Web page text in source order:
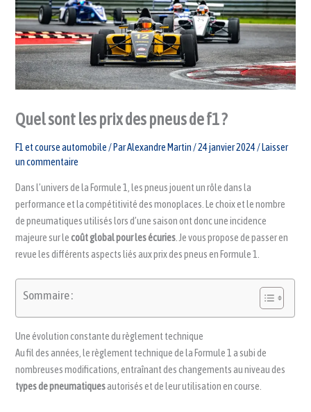
Quel sont les prix des pneus de f1 ?
F1 et course automobile / ParAlexandre Martin /24 janvier 2024/Laisser
un commentaire
Dans l’univers de la Formule 1, les pneus jouent un rôle dans la
performance et la compétitivité des monoplaces. Le choix et le nombre
de pneumatiques utilisés lors d’une saison ont donc une incidence
majeure sur lecoût global pour les écuries . Je vous propose de passer en
revue les différents aspects liés aux prix des pneus en Formule 1.
Sommaire :
Une évolution constante du règlement technique
Au fil des années, le règlement technique de la Formule 1 a subi de
nombreuses modifications, entraînant des changements au niveau des
types de pneumatiquesautorisés et de leur utilisation en course.